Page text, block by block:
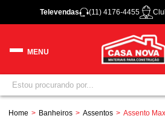
Televendas (11) 4176-4455
Home Banheiros Assentos Assento